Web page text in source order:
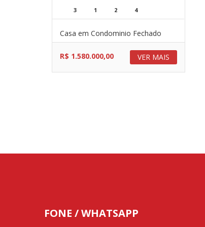
3 1 2 4
Casa em Condominio Fechado
VER MAIS
R$ 1.580.000,00
FONE / WHATSAPP